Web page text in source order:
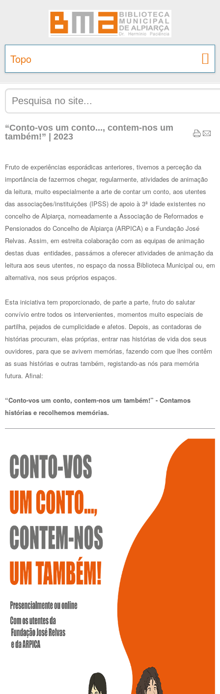
Topo
“Conto-vos um conto..., contem-nos um
também!” | 2023
Fruto de experiências esporádicas anteriores, tivemos a perceção da
importância de fazermos chegar, regularmente, atividades de animação
da leitura, muito especialmente a arte de contar um conto, aos utentes
das associações/instituições (IPSS) de apoio à 3ª idade existentes no
concelho de Alpiarça, nomeadamente a Associação de Reformados e
Pensionados do Concelho de Alpiarça (ARPICA) e a Fundação José
Relvas. Assim, em estreita colaboração com as equipas de animação
destas duas entidades, passámos a oferecer atividades de animação da
leitura aos seus utentes, no espaço da nossa Biblioteca Municipal ou, em
alternativa, nos seus próprios espaços.
Esta iniciativa tem proporcionado, de parte a parte, fruto do salutar
convívio entre todos os intervenientes, momentos muito especiais de
partilha, pejados de cumplicidade e afetos. Depois, as contadoras de
histórias procuram, elas próprias, entrar nas histórias de vida dos seus
ouvidores, para que se avivem memórias, fazendo com que lhes contêm
as suas histórias e outras também, registando-as nós para memória
futura. Afinal:
“Conto-vos um conto, contem-nos um também!” - Contamos
histórias e recolhemos memórias.